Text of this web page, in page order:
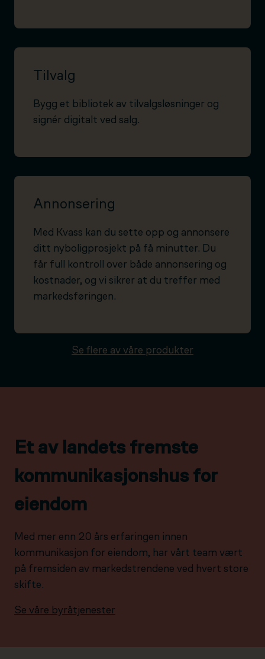
Tilvalg
Bygg et bibliotek av tilvalgsløsninger og
signér digitalt ved salg.
Annonsering
Med Kvass kan du sette opp og annonsere
ditt nyboligprosjekt på få minutter. Du
får full kontroll over både annonsering og
kostnader, og vi sikrer at du treffer med
markedsføringen.
Se flere av våre produkter
Et av landets fremste
kommunikasjonshus for
eiendom
Med mer enn 20 års erfaringen innen
kommunikasjon for eiendom, har vårt team vært
på fremsiden av markedstrendene ved hvert store
skifte.
Se våre byråtjenester